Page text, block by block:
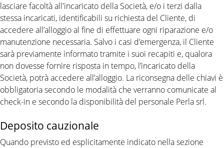
lasciare facoltà all'incaricato della Società, e/o i terzi dalla
stessa incaricati, identificabili su richiesta del Cliente, di
accedere all’alloggio al fine di effettuare ogni riparazione e/o
manutenzione necessaria. Salvo i casi d’emergenza, il Cliente
sarà previamente informato tramite i suoi recapiti e, qualora
non dovesse fornire risposta in tempo, l’incaricato della
Società, potrà accedere all’alloggio. La riconsegna delle chiavi è
obbligatoria secondo le modalità che verranno comunicate al
check-in e secondo la disponibilità del personale Perla srl.
Deposito cauzionale
Quando previsto ed esplicitamente indicato nella sezione